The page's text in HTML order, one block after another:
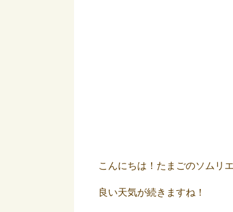
こんにちは！たまごのソムリ
良い天気が続きますね！